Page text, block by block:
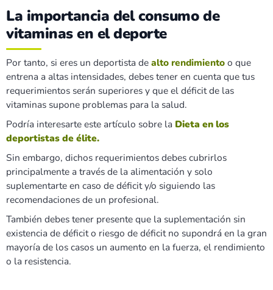
La importancia del consumo de
vitaminas en el deporte
Por tanto, si eres un deportista dealto rendimientoo que
entrena a altas intensidades, debes tener en cuenta que tus
requerimientos serán superiores y que el déficit de las
vitaminas supone problemas para la salud.
Podría interesarte este artículo sobre la Dieta en los
deportistas de élite.
Sin embargo, dichos requerimientos debes cubrirlos
principalmente a través de la alimentación y solo
suplementarte en caso de déficit y/o siguiendo las
recomendaciones de un profesional.
También debes tener presente que la suplementación sin
existencia de déficit o riesgo de déficit no supondrá en la gran
mayoría de los casos un aumento en la fuerza, el rendimiento
o la resistencia.